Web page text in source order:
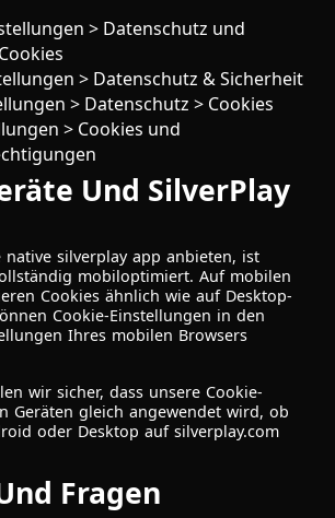
> Datenschutz und
> Datenschutz & Sicherheit
> Datenschutz > Cookies
> Cookies und
Und SilverPlay
silverplay app anbieten, ist
mobiloptimiert. Auf mobilen
Cookies ähnlich wie auf Desktop-
Cookie-Einstellungen in den
Ihres mobilen Browsers
wir sicher, dass unsere Cookie-
Geräten gleich angewendet wird, ob
oder Desktop auf silverplay.com
Fragen